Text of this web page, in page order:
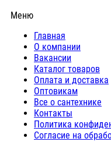
Меню
Главная
О компании
Вакансии
Каталог товаров
Оплата и доставка
Оптовикам
Все о сантехнике
Контакты
Политика
Согласие на